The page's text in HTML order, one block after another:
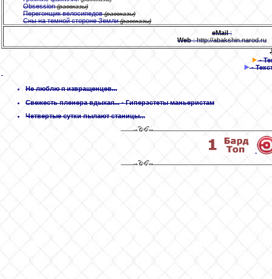
Obsession (рассказы)
Перегонщик велосипедов (рассказы)
Сны на темной стороне Земли (рассказы)
eMail:
Web: http://abakshin.narod.ru
-
-
Не люблю я извращенцев...
Свежесть пленера вдыхая...- Гиперэстеты маньеристам
Четвертые сутки пылают станицы...